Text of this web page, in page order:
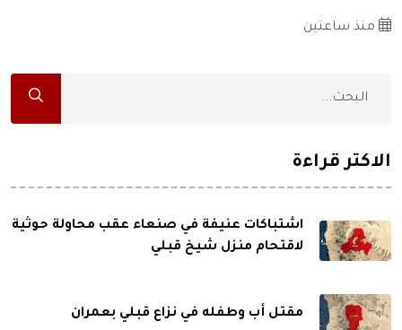
منذ ساعتين
الاكثر قراءة
اشتباكات عنيفة في صنعاء عقب محاولة حوثية
لاقتحام منزل شيخ قبلي
مقتل أب وطفله في نزاع قبلي بعمران